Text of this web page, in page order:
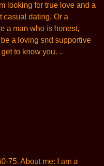
looking for true love and a
casual dating. Or a
a man who is honest,
a loving snd supportive
to know you. ..
75. About me: I am a